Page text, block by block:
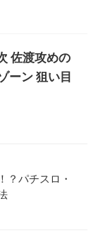
佐渡攻めの
ーン 狙い目
？パチスロ・